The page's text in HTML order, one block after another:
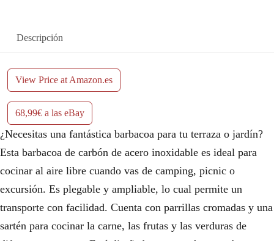
r
a
:
6
,
9
6
8
,
9
9
€
.
Descripción
View Price at Amazon.es
68,99€ a las eBay
¿Necesitas una fantástica barbacoa para tu terraza o jardín?
Esta barbacoa de carbón de acero inoxidable es ideal para
cocinar al aire libre cuando vas de camping, picnic o
excursión. Es plegable y ampliable, lo cual permite un
transporte con facilidad. Cuenta con parrillas cromadas y una
sartén para cocinar la carne, las frutas y las verduras de